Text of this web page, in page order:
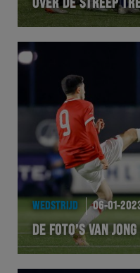
OVER DE STREEP
WEDSTRIJD 06-01-
DE FOTO’S VAN